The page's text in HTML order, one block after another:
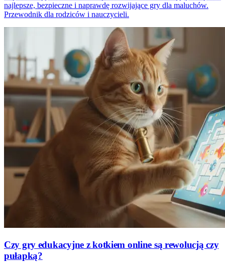
najlepsze, bezpieczne i naprawdę rozwijające gry dla maluchów.
Przewodnik dla rodziców i nauczycieli.
Czy gry edukacyjne z kotkiem online są rewolucją czy
pułapką?